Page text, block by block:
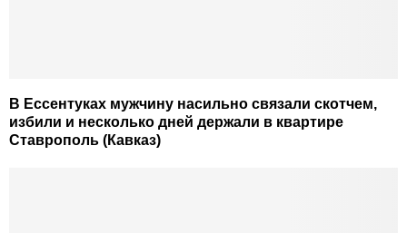
В Ессентуках мужчину насильно связали скотчем,
избили и несколько дней держали в квартире
Ставрополь (Кавказ)